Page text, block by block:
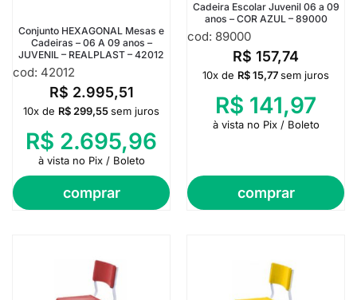
Conjunto HEXAGONAL Mesas e
Cadeiras – 06 A 09 anos –
JUVENIL – REALPLAST – 42012
cod: 42012
R$ 2.995,51
comprar
10x de R$ 299,55sem juros
R$ 2.695,96
à vista no Pix / Boleto
Cadeira Escolar Juvenil 06 a 09
anos – COR AZUL – 89000
cod: 89000
R$ 157,74
comprar
10x de R$15,77sem juros
R$ 141,97
à vista no Pix / Boleto